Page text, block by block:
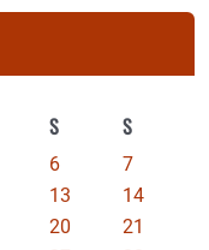
S S
6
7
13
14
20
21